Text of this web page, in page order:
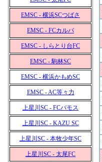
EMSC - 横浜SCつばさ
EMSC - FCカルパ
EMSC - しらとり台FC
EMSC - 駒林SC
EMSC - 横浜かもめSC
EMSC - AC等々力
上星川SC - FCバモス
上星川SC - KAZU SC
上星川SC - 本牧少年SC
上星川SC - 太尾FC